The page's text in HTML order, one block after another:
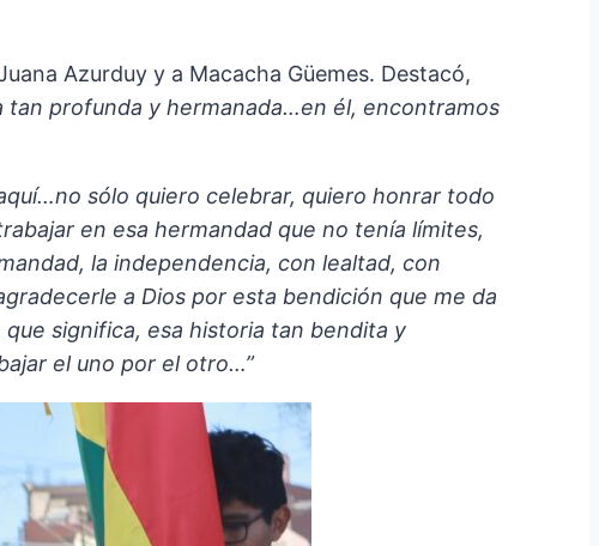
Azurduy y a Macacha Güemes. Destacó,
tan profunda y hermanada…en él, encontramos
sólo quiero celebrar, quiero honrar todo
en esa hermandad que no tenía límites,
la independencia, con lealtad, con
a Dios por esta bendición que me da
significa, esa historia tan bendita y
el uno por el otro…”